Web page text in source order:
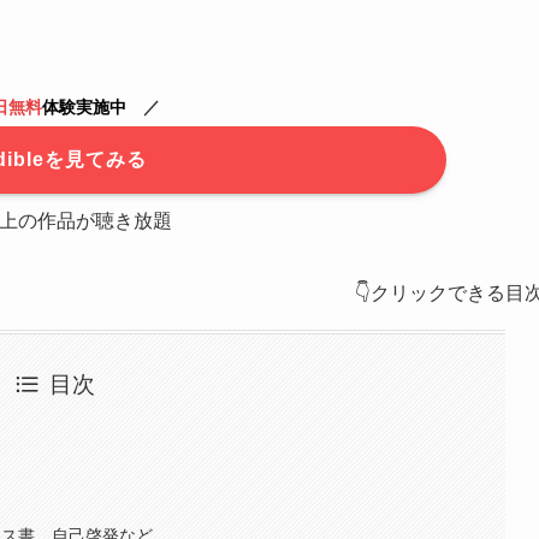
無料体験実施中 ／
を見てみる
の作品が聴き放題
👇クリックできる目
目次
書、自己啓発など